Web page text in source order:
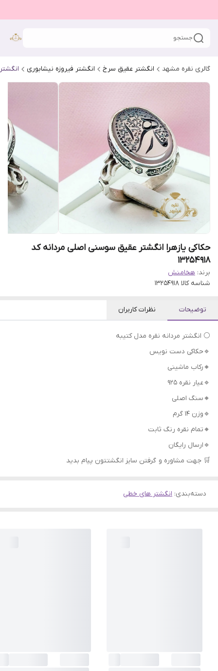
جستجو
گالری نقره مشهد انگشتر عقیق سرخ انگشتر فیروزه نیشابوری
حکاکی یازهرا انگشتر عقیق سوسنی اصلی مردانه کد
13254918
برند: هخامنش
شناسه کالا 13254918
توضیحات نظرات کاربران
⚪ انگشتر مردانه نقره مدل کتیبه
🔹حکاکی دست نویس
🔸رکاب ماشینی
🔹عیار نقره 925
🔸سنگ اصلی
🔹وزن 14 گرم
🔸تمام نقره رنگ ثابت
🔹ارسال رایگان
🛒 جهت مشاوره و گرفتن سایز انگشتتون پیام بدید
دسته‌بندی: انگشتر های خطی